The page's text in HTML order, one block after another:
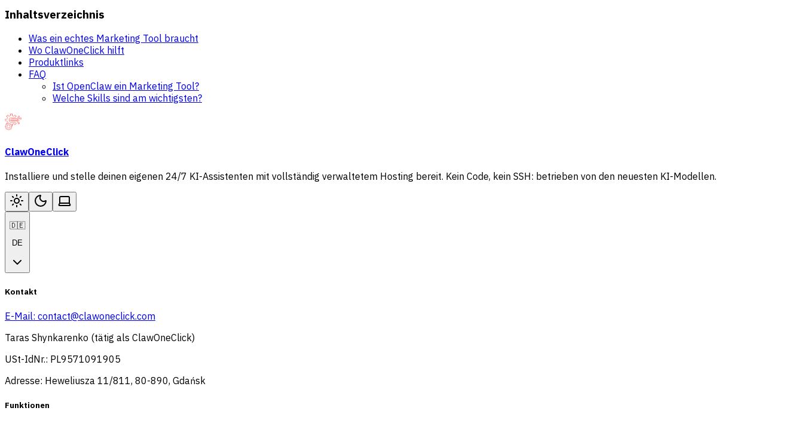
Inhaltsverzeichnis
Was ein echtes Marketing Tool braucht
Wo ClawOneClick hilft
Produktlinks
FAQ
Ist OpenClaw ein Marketing Tool?
Welche Skills sind am wichtigsten?
ClawOneClick
Installiere und stelle deinen eigenen 24/7 KI-Assistenten mit vollständig verwaltetem Hosting bereit. Kein Code, kein SSH: betrieben von den neuesten KI-Modellen.
🇩🇪
DE
Kontakt
E-Mail: contact@clawoneclick.com
Taras Shynkarenko (tätig als ClawOneClick)
USt-IdNr.: PL9571091905
Adresse: Heweliusza 11/811, 80-890, Gdańsk
Funktionen